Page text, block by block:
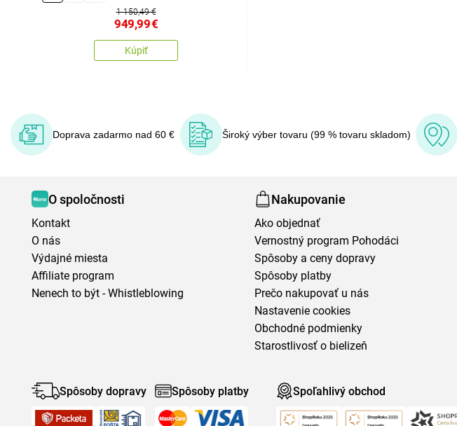
1 150,49 €
949,99€
Kúpiť
Doprava zadarmo nad 60 € Široký výber tovaru (99 % tovaru skladom)
O spoločnosti
Kontakt
O nás
Výdajné miesta
Affiliate program
Nenech to být - Whistleblowing
Nakupovanie
Ako objednať
Vernostný program Pohodáci
Spôsoby a ceny dopravy
Spôsoby platby
Prečo nakupovať u nás
Nastavenie cookies
Obchodné podmienky
Starostlivosť o bielizeň
Spôsoby dopravy Spôsoby platby Spoľahlivý obchod